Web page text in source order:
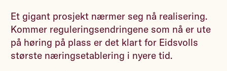
Et gigant prosjekt nærmer seg nå realisering.
Kommer reguleringsendringene som nå er ute
på høring på plass er det klart for Eidsvolls
største næringsetablering i nyere tid.